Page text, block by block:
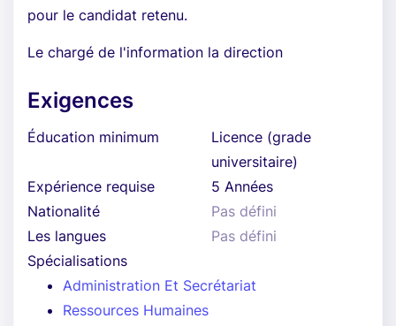
pour le candidat retenu.
Le chargé de l'information la direction
Exigences
Éducation minimum
Licence (grade
universitaire)
Expérience requise
5 Années
Nationalité
Pas défini
Les langues
Pas défini
Spécialisations
Administration Et Secrétariat
Ressources Humaines